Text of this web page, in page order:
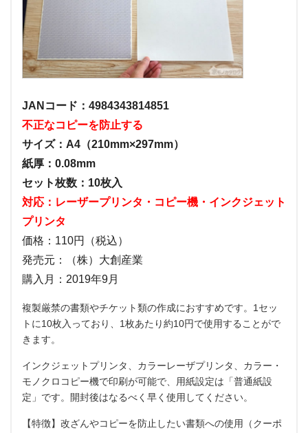
JANコード：4984343814851
不正なコピーを防止する
サイズ：A4（210mm×297mm）
紙厚：0.08mm
セット枚数：10枚入
対応：レーザープリンタ・コピー機・インクジェット
プリンタ
価格：110円（税込）
発売元：（株）大創産業
購入月：2019年9月
複製厳禁の書類やチケット類の作成におすすめです。1セッ
トに10枚入っており、1枚あたり約10円で使用することがで
きます。
インクジェットプリンタ、カラーレーザプリンタ、カラー・
モノクロコピー機で印刷が可能で、用紙設定は「普通紙設
定」です。開封後はなるべく早く使用してください。
【特徴】改ざんやコピーを防止したい書類への使用（クーポ